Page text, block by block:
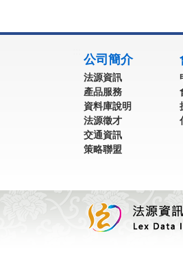
公司簡介
法源資訊
產品服務
資料庫說明
法源徵才
交通資訊
策略聯盟